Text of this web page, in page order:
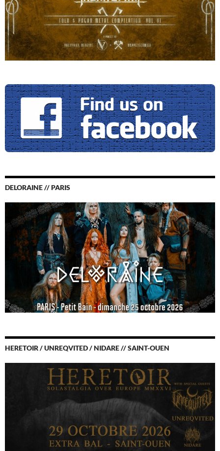
DELORAINE // PARIS
HERETOIR / UNREQVITED / NIDARE // SAINT-OUEN